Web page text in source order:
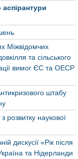
Міжвідомчих
та сільського
вимог ЄС та ОЕСР
штабу
розвитку наукової
дискусії «Рік після
та Нідерланди